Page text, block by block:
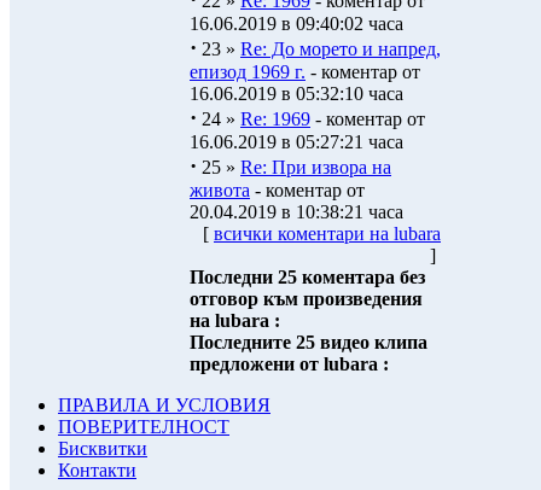
16.06.2019 в 09:40:02 часа
· 23 » Re: До морето и напред,
епизод 1969 г. - коментар от
16.06.2019 в 05:32:10 часа
· 24 » Re: 1969 - коментар от
16.06.2019 в 05:27:21 часа
· 25 » Re: При извора на
живота - коментар от
20.04.2019 в 10:38:21 часа
[ всички коментари на lubara
]
Последни 25 коментара без
отговор към произведения
на lubara :
Последните 25 видео клипа
предложени от lubara :
ПРАВИЛА И УСЛОВИЯ
ПОВЕРИТЕЛНОСТ
Бисквитки
Контакти